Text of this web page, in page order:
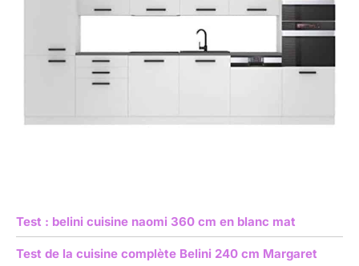
Test : belini cuisine naomi 360 cm en blanc mat
Test de la cuisine complète Belini 240 cm Margaret